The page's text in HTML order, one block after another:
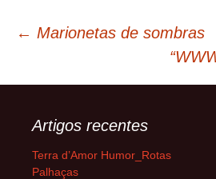
Navegação
de
artigos
← Marionetas de sombras
Artigos recentes
Terra d’Amor Humor_Rotas
Palhaças